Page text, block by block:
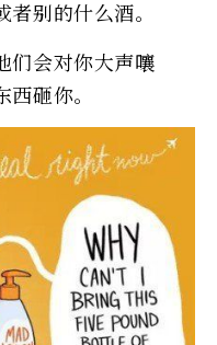
别的什么酒。
们会对你大声嚷
砸你。